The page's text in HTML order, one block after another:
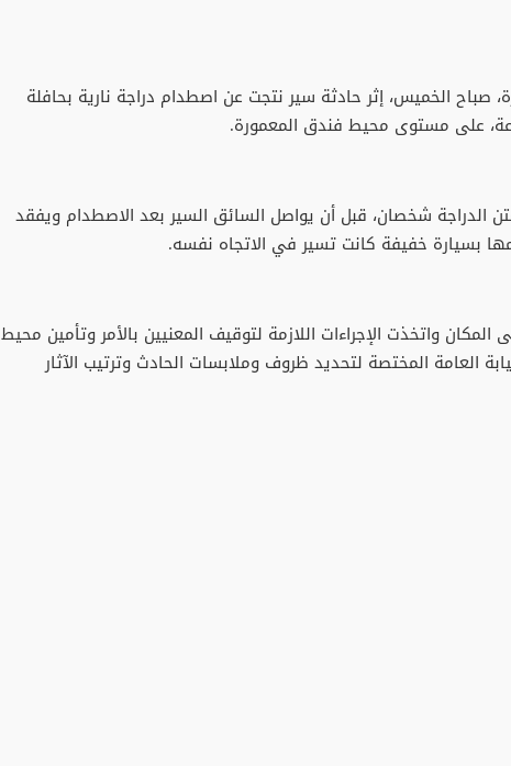
صباح الخميس، إثر حادثة سير نتجت عن اصطدام دراجة نارية بحافلة
على مستوى محيط فندق المعمورة.
الدراجة شخصان، قبل أن يواصل السائق السير بعد الاصطدام ويفقد
بسيارة خفيفة كانت تسير في الاتجاه نفسه.
واتخذت الإجراءات اللازمة لتوقيف المعنيين بالأمر وتأمين محيط
العامة المختصة لتحديد ظروف وملابسات الحادث وترتيب الآثار